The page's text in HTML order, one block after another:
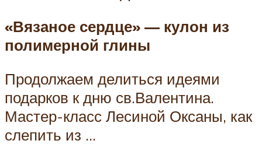
«Вязаное сердце» — кулон из
полимерной глины
Продолжаем делиться идеями
подарков к дню св.Валентина.
Мастер-класс Лесиной Оксаны, как
слепить из …